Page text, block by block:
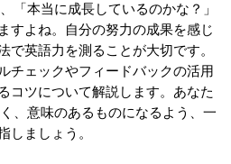
「本当に成長しているのかな？」
すよね。自分の努力の成果を感じ
で英語力を測ることが大切です。
チェックやフィードバックの活用
コツについて解説します。あなた
、意味のあるものになるよう、一
しましょう。